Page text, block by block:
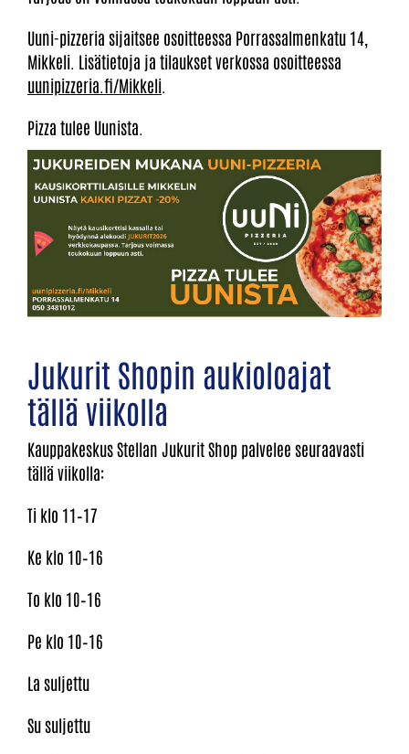
Uuni-pizzeria sijaitsee osoitteessa Porrassalmenkatu 14,
Mikkeli. Lisätietoja ja tilaukset verkossa osoitteessa
uunipizzeria.fi/Mikkeli
Pizza tulee Uunista.
Jukurit Shopin aukioloajat
tällä viikolla
Kauppakeskus Stellan Jukurit Shop palvelee seuraavasti
tällä viikolla:
Ti klo 11–17
Ke klo 10–16
To klo 10–16
Pe klo 10–16
La suljettu
Su suljettu